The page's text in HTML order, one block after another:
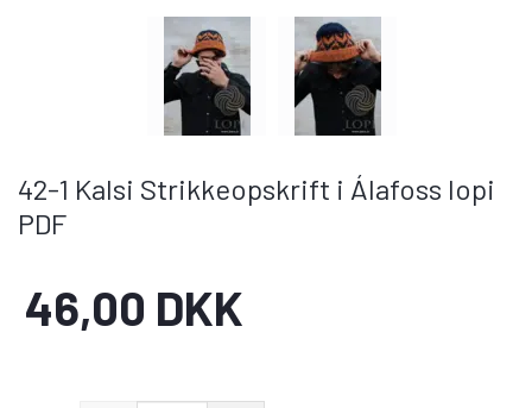
42-1 Kalsi Strikkeopskrift i Álafoss lopi
PDF
46,00 DKK